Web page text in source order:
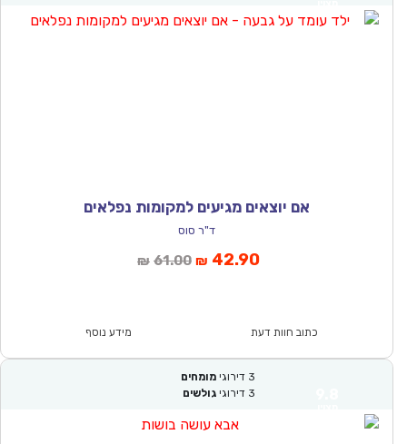
אם יוצאים מגיעים למקומות נפלאים
ד"ר סוס
₪ 61.00המחיר
₪61.00.
₪ 42.90
כתוב חוות דעת מידע נוסף
דירוגימומחים
דירוגיגולשים